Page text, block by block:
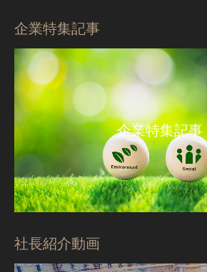
企業特集記事
企業特集記事
社長紹介動画